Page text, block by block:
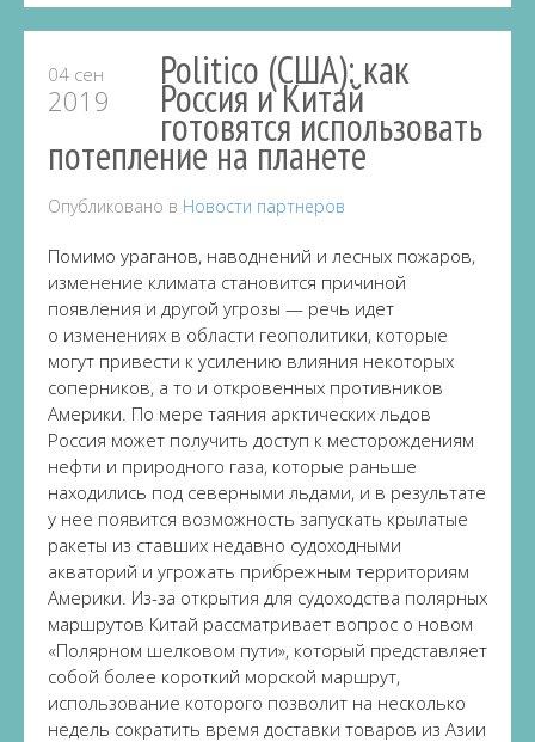
04 сен
2019
Politico (США): как
Россия и Китай
готовятся использовать
потепление на планете
Опубликовано в Новости партнеров
Помимо ураганов, наводнений и лесных пожаров,
изменение климата становится причиной
появления и другой угрозы — речь идет
о изменениях в области геополитики, которые
могут привести к усилению влияния некоторых
соперников, а то и откровенных противников
Америки. По мере таяния арктических льдов
Россия может получить доступ к месторождениям
нефти и природного газа, которые раньше
находились под северными льдами, и в результате
у нее появится возможность запускать крылатые
ракеты из ставших недавно судоходными
акваторий и угрожать прибрежным территориям
Америки. Из-за открытия для судоходства полярных
маршрутов Китай рассматривает вопрос о новом
«Полярном шелковом пути», который представляет
собой более короткий морской маршрут,
использование которого позволит на несколько
недель сократить время доставки товаров из Азии